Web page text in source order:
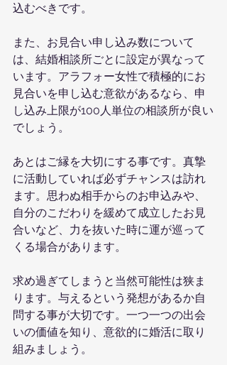
込むべきです。
また、お見合い申し込み数について
は、結婚相談所ごとに設定が異なって
います。アラフォー女性で積極的にお
見合いを申し込む意欲があるなら、申
し込み上限が100人単位の相談所が良い
でしょう。
あとはご縁を大切にする事です。真摯
に活動していれば必ずチャンスは訪れ
ます。思わぬ相手からのお申込みや、
自分のこだわりを緩めて成立したお見
合いなど、力を抜いた時に運が巡って
くる場合があります。
求め過ぎてしまうと当然可能性は狭ま
ります。与えるという発想があるか自
問する事が大切です。一つ一つの出会
いの価値を知り、意欲的に婚活に取り
組みましょう。